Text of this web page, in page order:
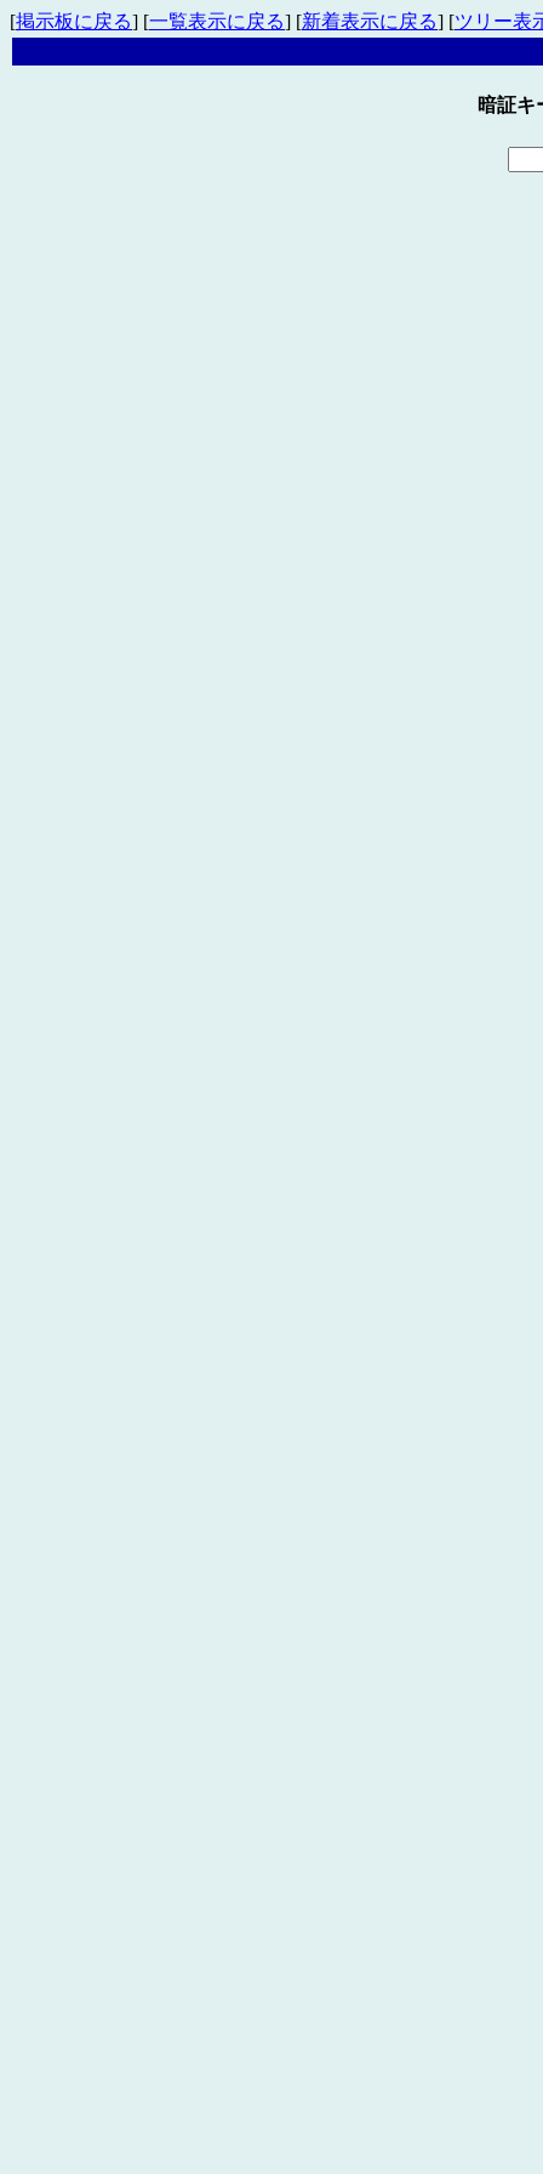
[掲示板に戻る] [一覧表示に戻る] [新着表示に戻る] [ツリー表
暗証キ